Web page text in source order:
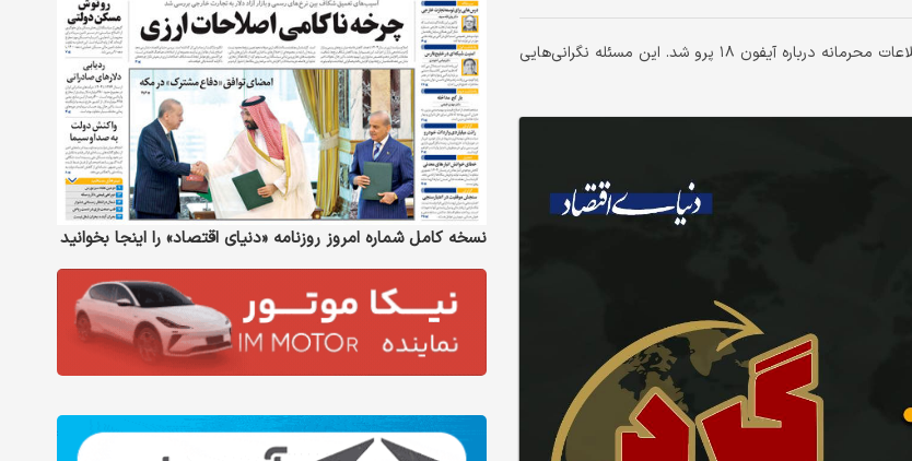
«دنیای اقتصاد»: حمله سایبری به یکی از تامین‌کنندگان اپل منجر به لو رفتن اطلاعات محرمانه درباره آیفون ۱۸ پرو شد. این مسئله نگرانی‌هایی
نسخه کامل شماره امروز روزنامه «دنیای‌ اقتصاد» را اینجا بخوانید